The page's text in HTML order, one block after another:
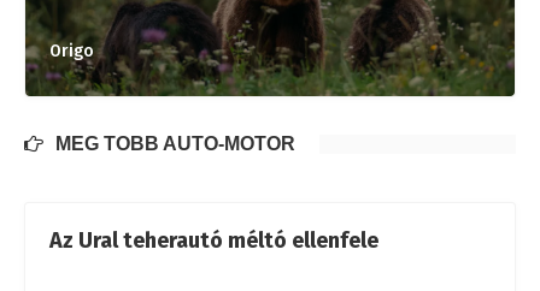
Origo
MÉG TÖBB AUTÓ-MOTOR
Az Ural teherautó méltó ellenfele